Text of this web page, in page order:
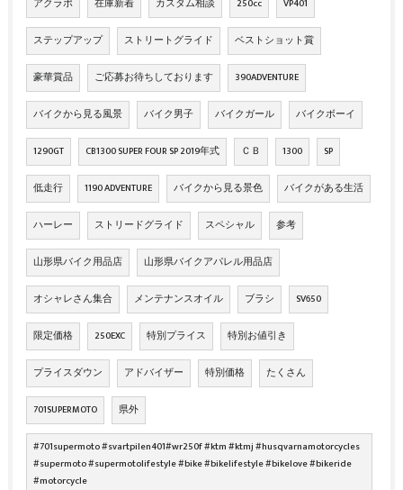
アクラポ 在庫新着 カスタム相談 250cc VP401
ステップアップ ストリートグライド ベストショット賞
豪華賞品 ご応募お待ちしております 390ADVENTURE
バイクから見る風景 バイク男子 バイクガール バイクボーイ
1290GT CB1300 SUPER FOUR SP 2019年式 ＣＢ 1300 SP
低走行 1190 ADVENTURE バイクから見る景色 バイクがある生活
ハーレー ストリードグライド スペシャル 参考
山形県バイク用品店 山形県バイクアパレル用品店
オシャレさん集合 メンテナンスオイル ブラシ SV650
限定価格 250EXC 特別プライス 特別お値引き
プライスダウン アドバイザー 特別価格 たくさん
701SUPERMOTO 県外
#701supermoto #svartpilen401#wr250f #ktm #ktmj #husqvarnamotorcycles
#supermoto #supermotolifestyle #bike #bikelifestyle #bikelove #bikeride
#motorcycle